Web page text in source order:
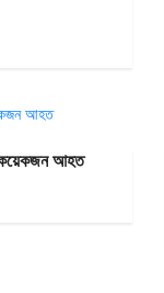
কয়েকজন আহত